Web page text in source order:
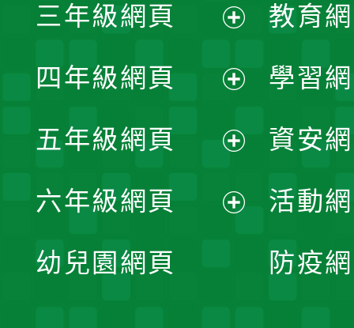
選
單
開
選
單
三年級網頁
開
選
單
四年級網頁
開
選
五年級網頁
開
六年級網頁
幼兒園網頁
教育
學習
資安
活動
防疫